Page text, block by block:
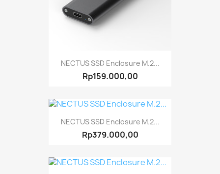
NECTUS SSD Enclosure M.2...
Rp159.000,00
NECTUS SSD Enclosure M.2...
Rp379.000,00